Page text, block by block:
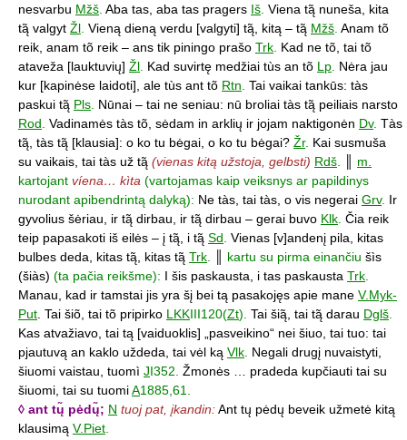
nesvarbu Mžš Aba tas, aba tas pragers Iš Viena tą̃ nuneša, kita
tą̃ valgyt Žl Vieną dieną verdu [valgyti] tą̃, kitą – tą̃ Mžš Anam tõ
reik, anam tõ reik – ans tik piningo prašo Trk Kad ne tõ, tai tõ
ataveža [lauktuvių] Žl Kad suvirtę medžiai tùs an tõ Lp Nėra jau
kur [kapinėse laidoti], ale tùs ant tõ Rtn Tai vaikai tankūs: tàs
paskui tą̃ Pls Nūnai – tai ne seniau: nū broliai tàs tą̃ peiliais narsto
Rod Vadinamės tàs tõ, sėdam in arklių ir jojam naktigonėn Dv. Tàs
tą̃, tàs tą̃ [klausia]: o ko tu bėgai, o ko tu bėgai? Žr. Kai susmuša
su vaikais, tai tàs už tą̃ (vienas kitą užstoja, gelbsti) Rdš
m.
kartojant víena… kìta (vartojamas kaip veiksnys ar papildinys
nurodant apibendrintą dalyką): Ne tàs, tai tàs, o vis negerai Grv. Ir
gyvolius šėriau, ir tą̃ dirbau, ir tą̃ dirbau – gerai buvo Klk Čia reik
teip papasakoti iš eilės – į tą̃, i tą̃ Sd Vienas [v]andenį pila, kitas
bulbes deda, kitas tą̃, kitas tą̃ Trk kartu su pirma einančiu šìs
(šiàs) (ta pačia reikšme): I šis paskausta, i tas paskausta Trk
Manau, kad ir tamstai jis yra šį bei tą pasakojęs apie mane V.Myk-
Put . Tai šiõ, tai tõ pripirko LKKIII120(Zt). Tai šią̃, tai tą̃ darau Dglš
Kas atvažiavo, tai tą [vaiduoklis] „pasveikino“ nei šiuo, tai tuo: tai
pjautuvą an kaklo uždeda, tai vėl ką Vlk Negali drugį nuvaistyti,
šiuomi vaistau, tuomì JI352. Žmonės … pradeda kupčiauti tai su
šiuomi, tai su tuomiA1885,61.
◊ ant tų̃ pėdų̃; N tuoj pat, įkandin:Ant tų pėdų beveik užmetė kitą
klausimą V.Piet